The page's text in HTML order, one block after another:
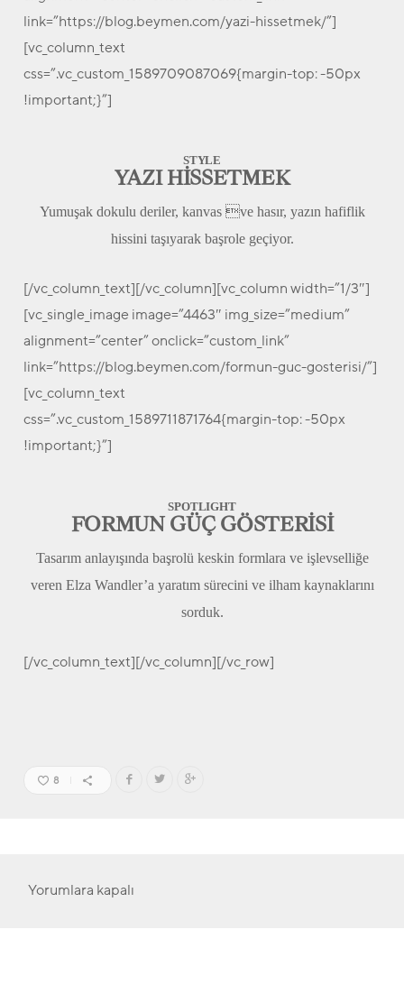
link=”https://blog.beymen.com/yazi-hissetmek/”]
[vc_column_text
css=”.vc_custom_1589709087069{margin-top: -50px
!important;}”]
STYLE
YAZI HİSSETMEK
Yumuşak dokulu deriler, kanvas ve hasır, yazın hafiflik
hissini taşıyarak başrole geçiyor.
[/vc_column_text][/vc_column][vc_column width=”1/3″]
[vc_single_image image=”4463″ img_size=”medium”
alignment=”center” onclick=”custom_link”
link=”https://blog.beymen.com/formun-guc-gosterisi/”]
[vc_column_text
css=”.vc_custom_1589711871764{margin-top: -50px
!important;}”]
SPOTLIGHT
FORMUN GÜÇ GÖSTERİSİ
Tasarım anlayışında başrolü keskin formlara ve işlevselliğe
veren Elza Wandler’a yaratım sürecini ve ilham kaynaklarını
sorduk.
[/vc_column_text][/vc_column][/vc_row]
8
Yorumlara kapalı